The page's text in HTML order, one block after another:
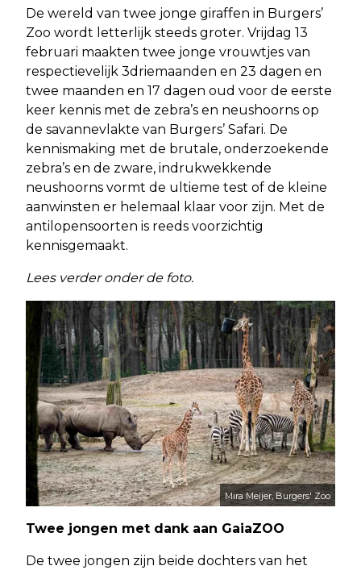
De wereld van twee jonge giraffen in Burgers’
Zoo wordt letterlijk steeds groter. Vrijdag 13
februari maakten twee jonge vrouwtjes van
respectievelijk 3driemaanden en 23 dagen en
twee maanden en 17 dagen oud voor de eerste
keer kennis met de zebra’s en neushoorns op
de savannevlakte van Burgers’ Safari. De
kennismaking met de brutale, onderzoekende
zebra’s en de zware, indrukwekkende
neushoorns vormt de ultieme test of de kleine
aanwinsten er helemaal klaar voor zijn. Met de
antilopensoorten is reeds voorzichtig
kennisgemaakt.
Lees verder onder de foto.
Mira Meijer, Burgers' Zoo
Twee jongen met dank aan GaiaZOO
De twee jongen zijn beide dochters van het